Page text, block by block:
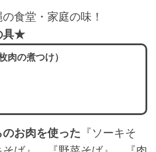
食堂・家庭の味！
具★
肉の煮つけ）
お肉を使った 『ソーキそ